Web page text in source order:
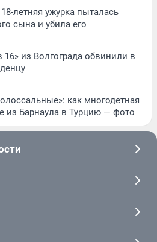
летняя ужурка пыталась
сына и убила его
из Волгограда обвинили в
как многодетная
из Барнаула в Турцию — фото